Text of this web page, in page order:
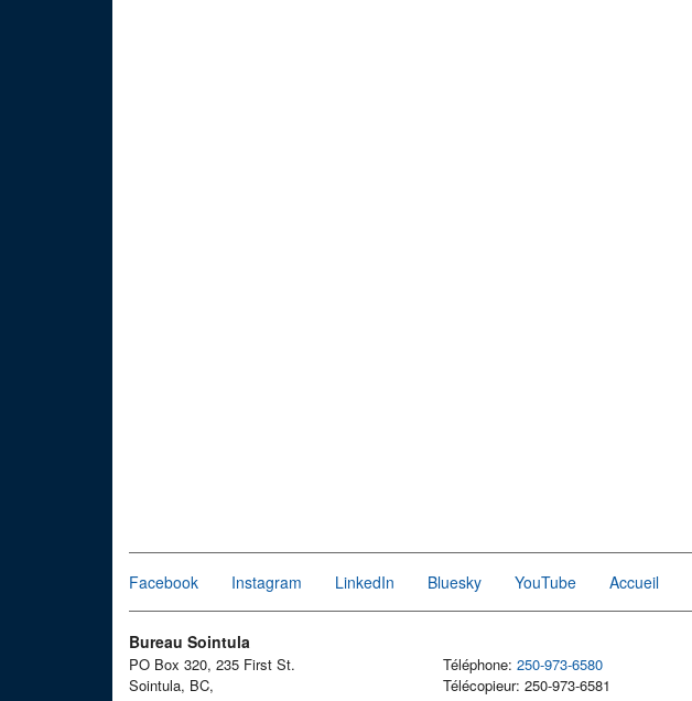
Facebook Instagram LinkedIn Bluesky YouTube Accueil
Bureau Sointula
PO Box 320, 235 First St.
Sointula, BC,
Téléphone: 250-973-6580
Télécopieur: 250-973-6581